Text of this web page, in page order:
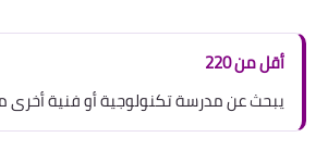
أقل من 220
يبحث عن مدرسة تكنولوجية أو فنية أخرى